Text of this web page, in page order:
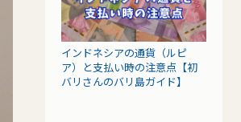
インドネシアの通貨（ルピ
ア）と支払い時の注意点【初
バリさんのバリ島ガイド】